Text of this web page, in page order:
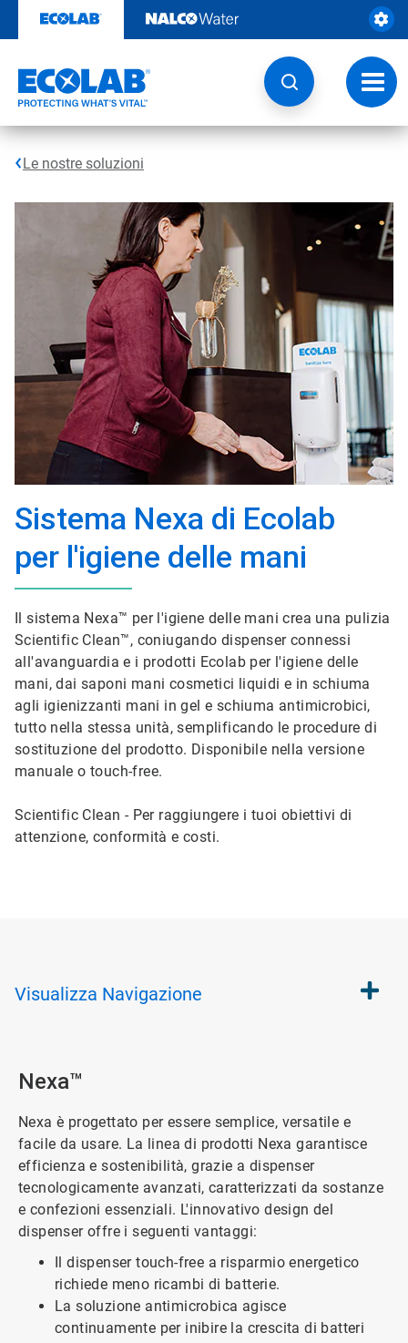
contenuto
Le nostre soluzioni
Sistema Nexa di Ecolab
per l'igiene delle mani
Il sistema Nexa™ per l'igiene delle mani crea una pulizia
Scientific Clean™, coniugando dispenser connessi
all'avanguardia e i prodotti Ecolab per l'igiene delle
mani, dai saponi mani cosmetici liquidi e in schiuma
agli igienizzanti mani in gel e schiuma antimicrobici,
tutto nella stessa unità, semplificando le procedure di
sostituzione del prodotto. Disponibile nella versione
manuale o touch-free.
Scientific Clean - Per raggiungere i tuoi obiettivi di
attenzione, conformità e costi.
Visualizza Navigazione
Nexa™
Nexa è progettato per essere semplice, versatile e
facile da usare. La linea di prodotti Nexa garantisce
efficienza e sostenibilità, grazie a dispenser
tecnologicamente avanzati, caratterizzati da sostanze
e confezioni essenziali. L'innovativo design del
dispenser offre i seguenti vantaggi:
Il dispenser touch-free a risparmio energetico
richiede meno ricambi di batterie.
La soluzione antimicrobica agisce
continuamente per inibire la crescita di batteri